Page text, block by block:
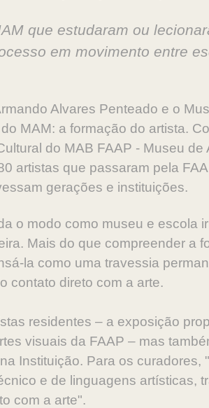
que estudaram ou
em movimento entre
Alvares Penteado e o
MAM: a formação do artista.
do MAB FAAP - Museu de
artistas que passaram pela
gerações e instituições.
o modo como museu e escola
Mais do que compreender a
la como uma travessia
contato direto com a arte.
residentes – a exposição
visuais da FAAP – mas
Instituição. Para os curadores,
e de linguagens artísticas,
com a arte".